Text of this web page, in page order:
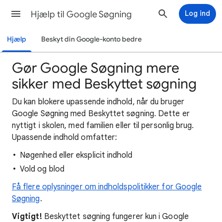
Hjælp til Google Søgning Log ind
Hjælp Beskyt din Google-konto bedre
Gør Google Søgning mere
sikker med Beskyttet søgning
Du kan blokere upassende indhold, når du bruger
Google Søgning med Beskyttet søgning. Dette er
nyttigt i skolen, med familien eller til personlig brug.
Upassende indhold omfatter:
Nøgenhed eller eksplicit indhold
Vold og blod
Få flere oplysninger om indholdspolitikker for Google
Søgning.
Vigtigt! Beskyttet søgning fungerer kun i Google